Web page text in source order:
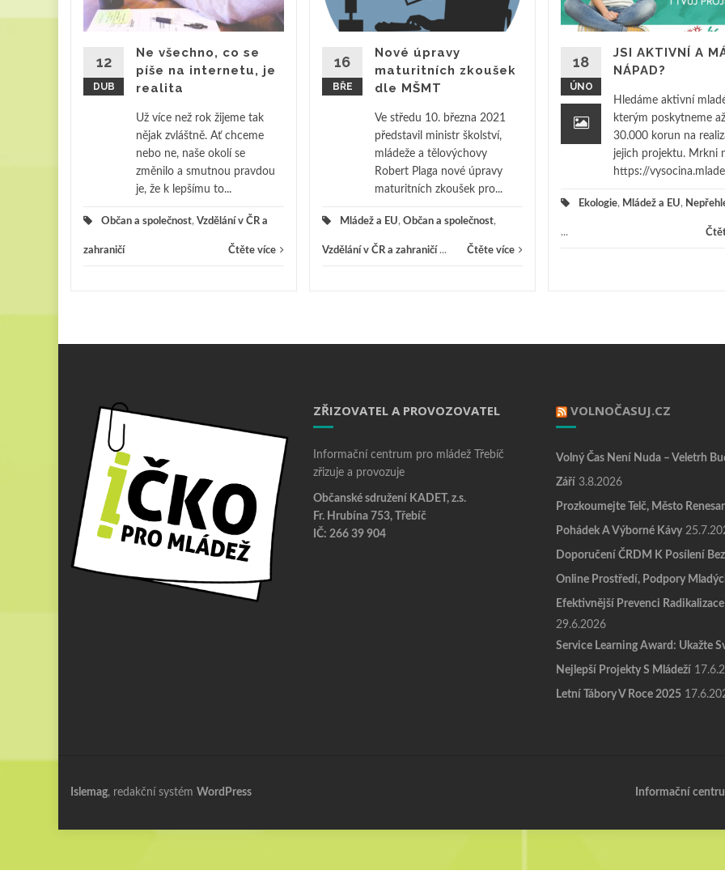
12
DUB
Ne všechno, co se
píše na internetu, je
realita
Už více než rok žijeme tak
nějak zvláštně. Ať chceme
nebo ne, naše okolí se
změnilo a smutnou pravdou
je, že k lepšímu to...
Občan a společnost, Vzdělání v ČR a
zahraničí Čtěte více
16
BŘE
Nové úpravy
maturitních zkoušek
dle MŠMT
Ve středu 10. března 2021
představil ministr školství,
mládeže a tělovýchovy
Robert Plaga nové úpravy
maturitních zkoušek pro...
Mládež a EU, Občan a společnost,
Vzdělání v ČR a zahraničí ... Čtěte více
18
ÚNO
JSI AKTIVNÍ A
NÁPAD?
Hledáme aktivní
kterým poskytneme až
30.000 korun na
jejich projektu. Mrkni
https://
Ekologie, Mládež a EU,
...
ZŘIZOVATEL A PROVOZOVATEL
Informační centrum pro mládež Třebíč
zřizuje a provozuje
Občanské sdružení KADET, z.s.
Fr. Hrubína 753, Třebíč
IČ: 266 39 904
VOLNOČASUJ.CZ
Volný Čas Není Nuda – Veletrh
Září 3.8.2026
Prozkoumejte Telč, Město
Pohádek A Výborné Kávy
Doporučení ČRDM K Posílení
Online Prostředí, Podpory
Efektivnější Prevenci Radikalizace
29.6.2026
Service Learning Award: Ukažte
Nejlepší Projekty S Mládeží
Letní Tábory V Roce 2025
Informační
Islemag, redakční systém WordPress